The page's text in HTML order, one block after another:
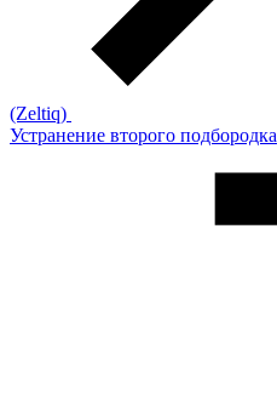
(Zeltiq)
Устранение второго подбородка